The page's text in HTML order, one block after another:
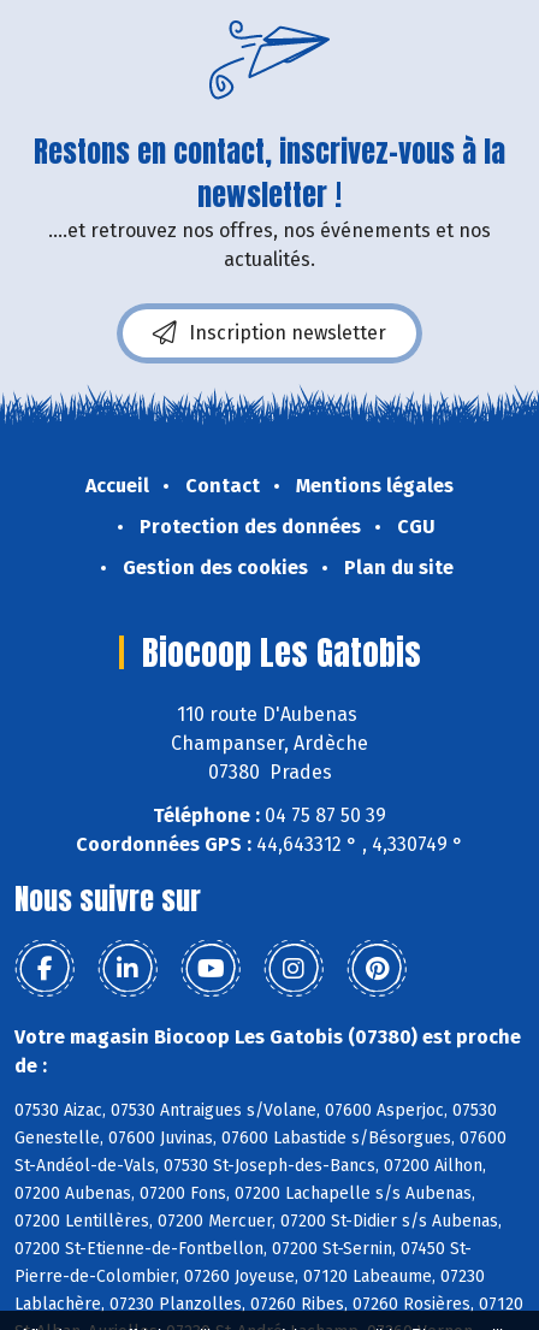
Restons en contact, inscrivez-vous à la
newsletter !
....et retrouvez nos offres, nos événements et nos
actualités.
Inscription newsletter
Accueil Contact
Mentions légales
Protection des données
CGU
Gestion des cookies
Plan du site
Biocoop Les Gatobis
110 route D'Aubenas
Champanser, Ardèche
07380 Prades
Téléphone : 04 75 87 50 39
Coordonnées GPS : 44,643312 ° , 4,330749 °
Nous suivre sur
Votre magasin Biocoop Les Gatobis (07380) est proche
de :
07530 Aizac, 07530 Antraigues s/Volane, 07600 Asperjoc, 07530
Genestelle, 07600 Juvinas, 07600 Labastide s/Bésorgues, 07600
St-Andéol-de-Vals, 07530 St-Joseph-des-Bancs, 07200 Ailhon,
07200 Aubenas, 07200 Fons, 07200 Lachapelle s/s Aubenas,
07200 Lentillères, 07200 Mercuer, 07200 St-Didier s/s Aubenas,
07200 St-Etienne-de-Fontbellon, 07200 St-Sernin, 07450 St-
Pierre-de-Colombier, 07260 Joyeuse, 07120 Labeaume, 07230
Lablachère, 07230 Planzolles, 07260 Ribes, 07260 Rosières, 07120